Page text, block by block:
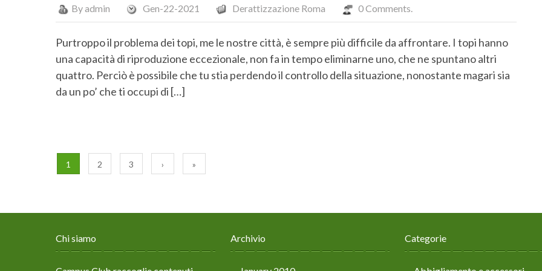
Byadmin Gen-22-2021 Derattizzazione Roma 0 Comments.
Purtroppo il problema dei topi, me le nostre città, è sempre più difficile da affrontare. I topi hanno
una capacità di riproduzione eccezionale, non fa in tempo eliminarne uno, che ne spuntano altri
quattro. Perciò è possibile che tu stia perdendo il controllo della situazione, nonostante magari sia
da un po’ che ti occupi di […]
1 2 3 › »
Chi siamo Archivio Categorie